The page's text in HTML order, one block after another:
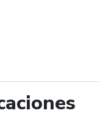
de búsqueda